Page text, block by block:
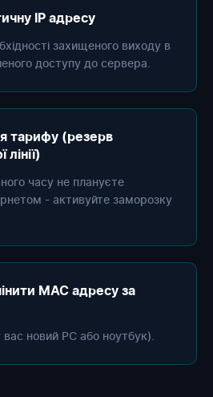
IP адресу
захищеного виходу в
доступу до сервера.
тарифу (резерв
часу не плануєте
- активуйте заморозку
МАС адресу за
новий РС або ноутбук).